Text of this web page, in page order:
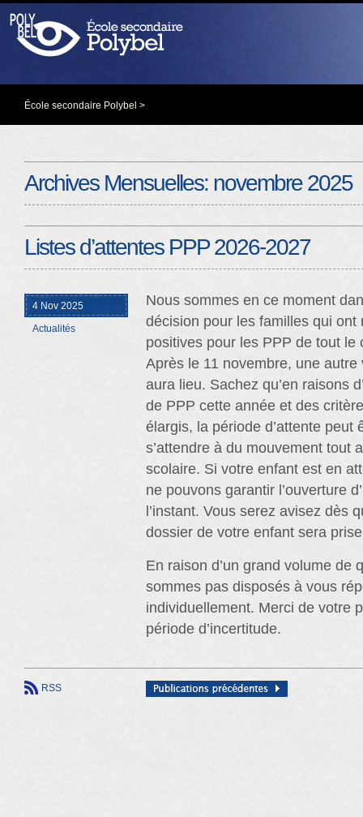
École secondaire Polybel >
Archives Mensuelles: novembre 2025
Listes d’attentes PPP 2026-2027
4 Nov 2025
Actualités
Nous sommes en ce moment
décision pour les familles qui ont
positives pour les PPP de tout le
Après le 11 novembre, une autre
aura lieu. Sachez qu’en raisons
de PPP cette année et des
élargis, la période d’attente peut
s’attendre à du mouvement tout
scolaire. Si votre enfant est en
ne pouvons garantir l’ouverture
l’instant. Vous serez avisez dès
dossier de votre enfant sera
En raison d’un grand volume de
sommes pas disposés à vous
individuellement. Merci de votre
période d’incertitude.
RSS